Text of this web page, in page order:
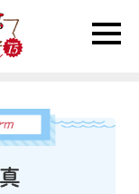
toggle